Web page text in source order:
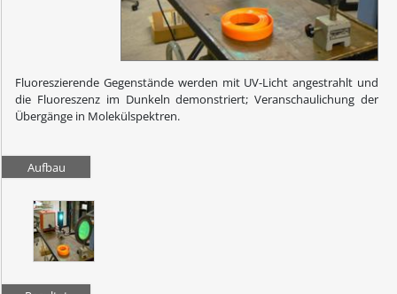
Fluoreszierende Gegenstände werden mit UV-Licht angestrahlt und
die Fluoreszenz im Dunkeln demonstriert; Veranschaulichung der
Übergänge in Molekülspektren.
Aufbau